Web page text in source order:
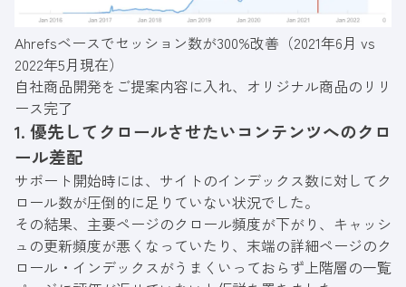
Ahrefsベースでセッション数が300%改善（2021年6月 vs
2022年5月現在）
自社商品開発をご提案内容に入れ、 オリジナル商品のリリ
ース完了
1. 優先してクロールさせたいコンテンツへのクロ
ール差配
サポート開始時には、サイトのインデックス数に対してク
ロール数が圧倒的に足りていない状況でした。
その結果、主要ページのクロール頻度が下がり、キャッシ
ュの更新頻度が悪くなっていたり、末端の詳細ページのク
ロール・インデックスがうまくいっておらず上階層の一覧